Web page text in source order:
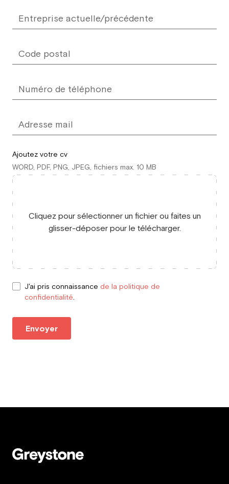
Ajoutez votre cv
WORD, PDF, PNG, JPEG, fichiers max. 10 MB
Cliquez pour sélectionner un fichier ou faites un
glisser-déposer pour le télécharger.
J'ai pris connaissance de la politique de
confidentialité
Envoyer